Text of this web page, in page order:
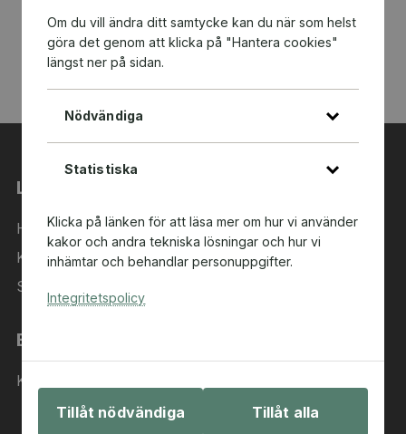
Om du vill ändra ditt samtycke kan du när som helst
göra det genom att klicka på "Hantera cookies"
längst ner på sidan.
Nödvändiga
Statistiska
Klicka på länken för att läsa mer om hur vi använder
kakor och andra tekniska lösningar och hur vi
inhämtar och behandlar personuppgifter.
Integritetspolicy
Tillåt nödvändiga Tillåt alla
Länkar
Hem
Kategorier
Sök i sortimentet
Behöver du hjälp?
Kontakta oss